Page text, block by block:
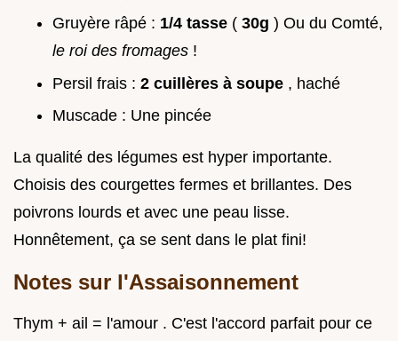
Gruyère râpé : 1/4 tasse ( 30g ) Ou du Comté,
le roi des fromages !
Persil frais : 2 cuillères à soupe , haché
Muscade : Une pincée
La qualité des légumes est hyper importante.
Choisis des courgettes fermes et brillantes. Des
poivrons lourds et avec une peau lisse.
Honnêtement, ça se sent dans le plat fini!
Notes sur l'Assaisonnement
Thym + ail = l'amour . C'est l'accord parfait pour ce